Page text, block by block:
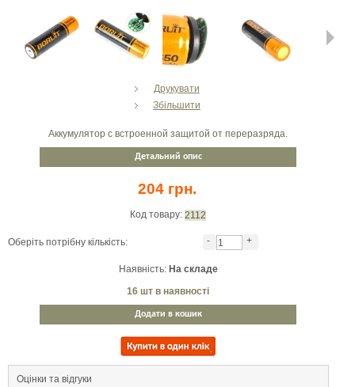
Друкувати
Збільшити
Аккумулятор с встроенной защитой от переразряда.
Детальний опис
204 грн.
Код товару: 2112
Оберіть потрібну кількість: - +
Наявність: На складе
16 шт в наявності
Додати в кошик
Оцінки та відгуки